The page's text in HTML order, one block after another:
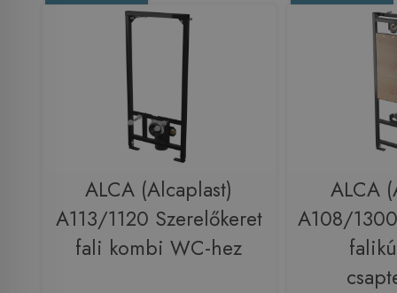
ALCA (Alcaplast)
A113/1120 Szerelőkeret
fali kombi WC-hez
ALCA
A108/